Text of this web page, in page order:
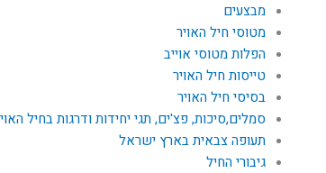
מבצעים
מטוסי חיל האויר
הפלות מטוסי אוייב
טייסות חיל האויר
בסיסי חיל האויר
סמלים,סיכות, פצ'ים, תגי יחידות ודרגות בחיל
תעופה צבאית בארץ ישראל
גיבורי החיל